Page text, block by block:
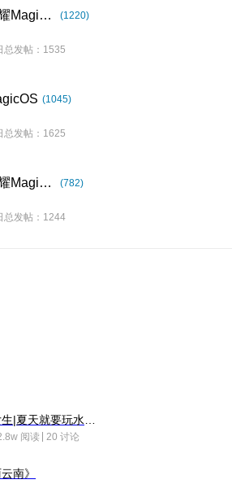
荣耀Magic7系列 (1220)
总发帖：1535
(1045)
总发帖：1625
荣耀Magic8系列 (782)
总发帖：1244
阅读 20 讨论
南》